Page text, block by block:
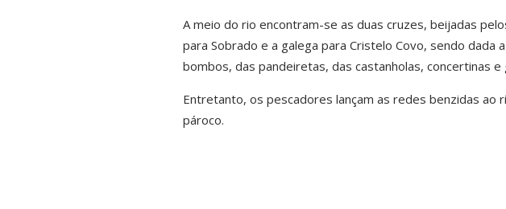
A meio do rio encontram-se as duas cruzes, beijadas
para Sobrado e a galega para Cristelo Covo, sendo
bombos, das pandeiretas, das castanholas, concertinas e
Entretanto, os pescadores lançam as redes benzidas ao
pároco.